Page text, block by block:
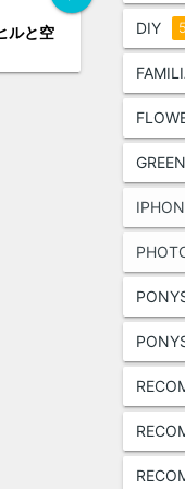
ルと空 DIY
GREEN